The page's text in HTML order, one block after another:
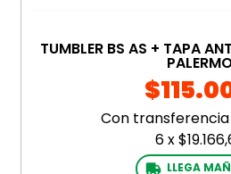
TUMBLER BS AS + TAPA
Con transferencia
6x
LLEGA